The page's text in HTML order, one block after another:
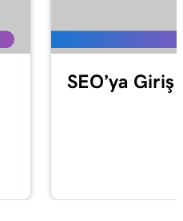
SEO’ya Giriş